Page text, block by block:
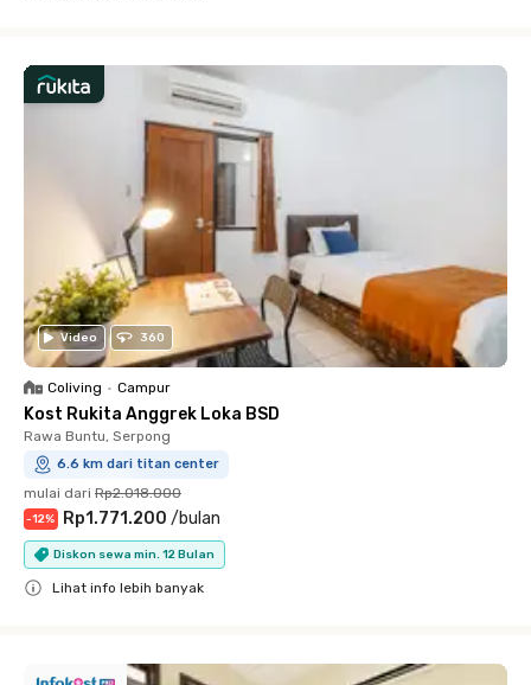
Video 360
Coliving • Campur
Kost Rukita Anggrek Loka BSD
Rawa Buntu, Serpong
6.6 km dari titan center
mulai dari Rp2.018.000
-12% Rp1.771.200 /bulan
Diskon sewa min. 12 Bulan
Lihat info lebih banyak